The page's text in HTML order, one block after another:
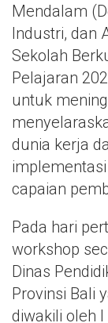
Mendalam
Industri, dan
Sekolah
Pelajaran
untuk
dunia kerja
capaian
Pada hari
workshop
Dinas
Provinsi Bali
diwakili oleh